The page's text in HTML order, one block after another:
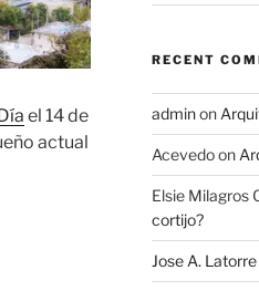
el 14 de
actual
RECENT
adminon
Acevedoon
Elsie Milagros
cortijo?
Jose A. Latorre